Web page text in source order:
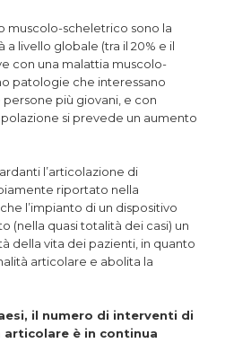
muscolo-scheletrico sono la
a livello globale (tra il 20% e il
con una malattia muscolo-
patologie che interessano
più giovani, e con
si prevede un aumento
l’articolazione di
riportato nella
l’impianto di un dispositivo
(nella quasi totalità dei casi) un
della vita dei pazienti, in quanto
articolare e abolita la
il numero di interventi di
è in continua